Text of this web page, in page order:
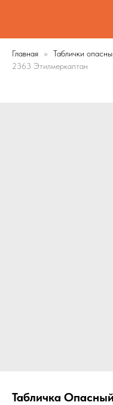
Главная Таблички
2363 Этилмеркаптан
Табличка